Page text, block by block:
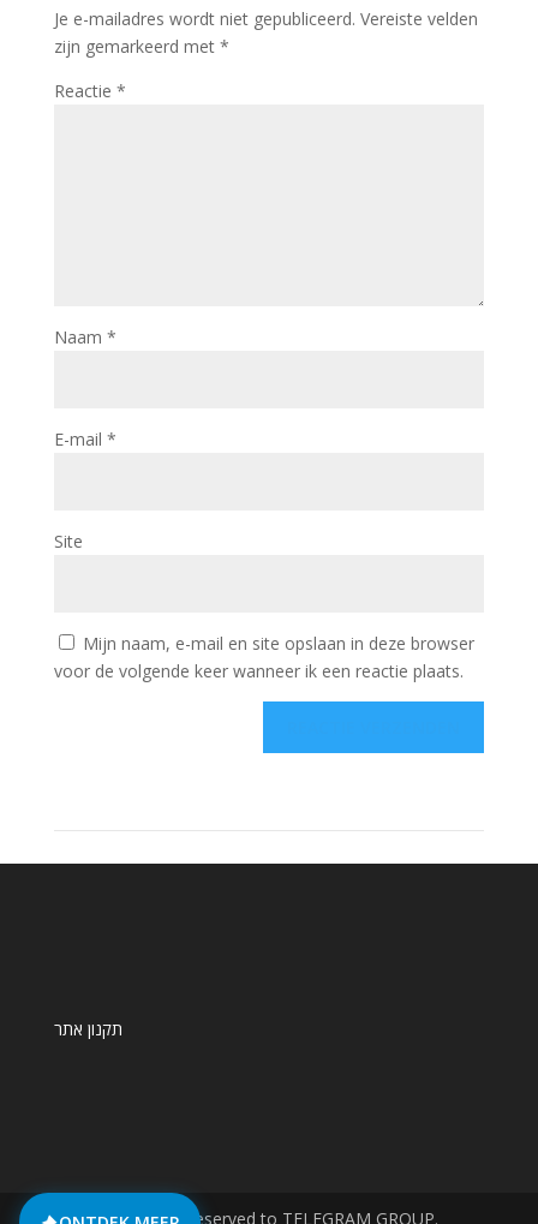
Je e-mailadres wordt niet gepubliceerd. Vereiste velden
zijn gemarkeerd met *
Reactie *
Naam *
E-mail *
Site
Mijn naam, e-mail en site opslaan in deze browser
voor de volgende keer wanneer ik een reactie plaats.
תקנון אתר
© All rights reserved to TELEGRAM GROUP.